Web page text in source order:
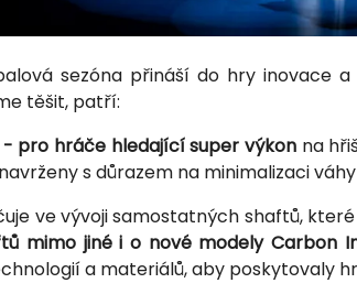
sezóna přináší do hry inovace
těšit, patří:
- pro hráče hledající super výkonna
s důrazem na minimalizaci
ve vývoji samostatných shaftů,
mimo jiné i o nové modely Carbon
a materiálů, aby poskytovaly